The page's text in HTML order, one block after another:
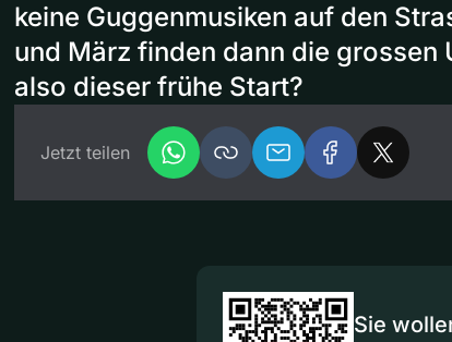
keine Guggenmusiken auf den
und März finden dann die grossen
also dieser frühe Start?
Jetzt teilen
Sie